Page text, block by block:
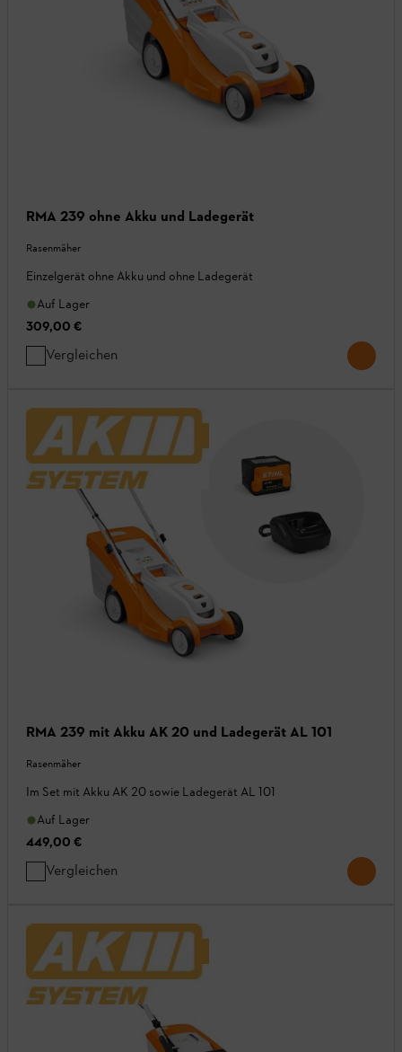
RMA 239 ohne Akku und Ladegerät
Rasenmäher
Einzelgerät ohne Akku und ohne Ladegerät
Auf Lager
309,00 €
Vergleichen
RMA 239 mit Akku AK 20 und Ladegerät AL 101
Rasenmäher
Im Set mit Akku AK 20 sowie Ladegerät AL 101
Auf Lager
449,00 €
Vergleichen